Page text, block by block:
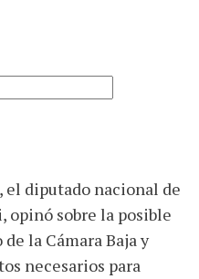
el diputado nacional de
opinó sobre la posible
la Cámara Baja y
necesarios para